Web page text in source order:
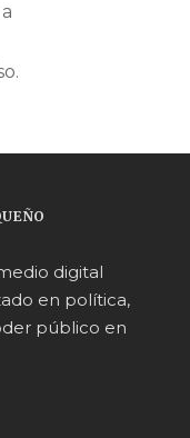
digital
en política,
público en